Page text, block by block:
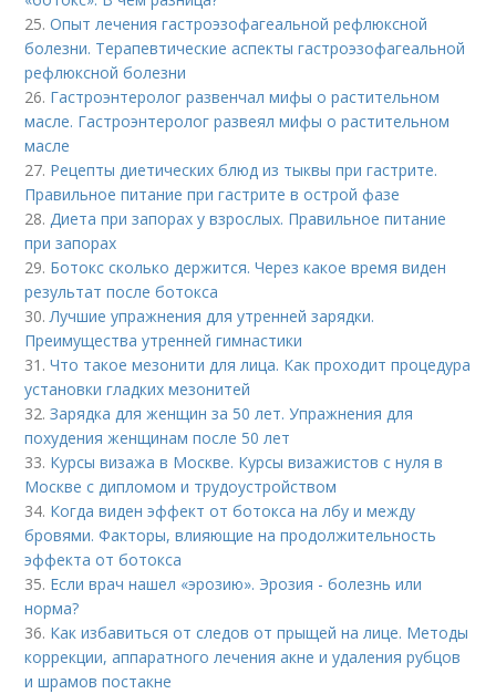
25.Опыт лечения гастроэзофагеальной рефлюксной
болезни. Терапевтические аспекты гастроэзофагеальной
рефлюксной болезни
26. Гастроэнтеролог развенчал мифы о растительном
масле. Гастроэнтеролог развеял мифы о растительном
масле
27. Рецепты диетических блюд из тыквы при гастрите.
Правильное питание при гастрите в острой фазе
28.Диета при запорах у взрослых. Правильное питание
при запорах
29. Ботокс сколько держится. Через какое время виден
результат после ботокса
30.Лучшие упражнения для утренней зарядки.
Преимущества утренней гимнастики
31.Что такое мезонити для лица. Как проходит процедура
установки гладких мезонитей
32.Зарядка для женщин за 50 лет. Упражнения для
похудения женщинам после 50 лет
33. Курсы визажа в Москве. Курсы визажистов с нуля в
Москве с дипломом и трудоустройством
34. Когда виден эффект от ботокса на лбу и между
бровями. Факторы, влияющие на продолжительность
эффекта от ботокса
35. Если врач нашел «эрозию». Эрозия - болезнь или
норма?
36. Как избавиться от следов от прыщей на лице. Методы
коррекции, аппаратного лечения акне и удаления рубцов
и шрамов постакне